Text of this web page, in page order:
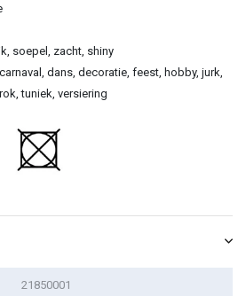
soepel, zacht, shiny
dans, decoratie, feest, hobby, jurk,
tuniek, versiering
21850001